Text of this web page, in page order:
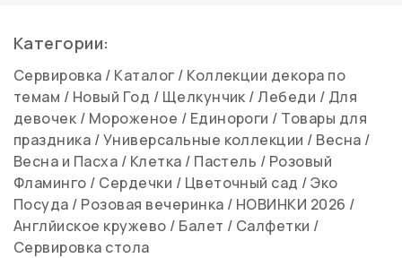
Категории:
Сервировка / Каталог / Коллекции декора по
темам / Новый Год / Щелкунчик /Лебеди / Для
девочек / Мороженое / Единороги / Товары для
праздника /Универсальные коллекции / Весна /
Весна и Пасха / Клетка / Пастель / Розовый
Фламинго / Сердечки / Цветочный сад /Эко
Посуда / Розовая вечеринка / НОВИНКИ 2026 /
Англйиское кружево / Балет / Салфетки /
Сервировка стола